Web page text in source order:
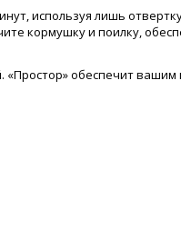
используя лишь
кормушку и поилку,
обеспечит